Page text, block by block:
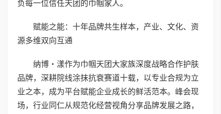
负每一位信任天团的巾帼家人。
赋能之能：十年品牌共生样本，产业、文化、资
源多维双向互通
纳博・漾作为巾帼天团大家族深度战略合作护肤
品牌，深耕院线涂抹抗衰赛道十载，以专业合规为立
业之本，成为平台赋能企业成长的鲜活范本。峰会现
场，行业同仁从规范化经营视角分享品牌发展之路，